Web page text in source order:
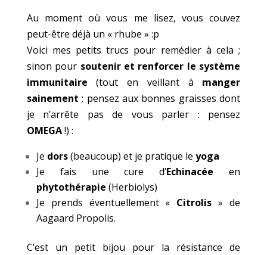
Au moment où vous me lisez, vous couvez
peut-être déjà un « rhube » :p
Voici mes petits trucs pour remédier à cela ;
sinon pour soutenir et renforcer le système
immunitaire (tout en veillant à manger
sainement ; pensez aux bonnes graisses dont
je n’arrête pas de vous parler : pensez
OMEGA!) :
Je dors(beaucoup) et je pratique le yoga
Je fais une cure d’Echinacée en
phytothérapie (Herbiolys)
Je prends éventuellement « Citrolis » de
Aagaard Propolis.
C’est un petit bijou pour la résistance de